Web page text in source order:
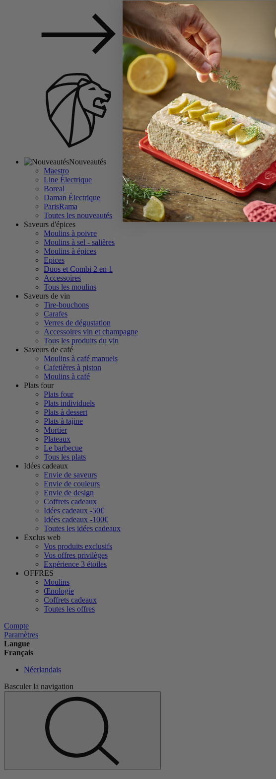
Back
Nouveautés
Maestro
Line Électrique
Boreal
Daman Électrique
ParisRama
Toutes les nouveautés
Saveurs d'épices
Moulins à poivre
Moulins à sel - salières
Moulins à épices
Epices
Duos et Combi 2 en 1
Accessoires
Tous les moulins
Saveurs de vin
Tire-bouchons
Carafes
Verres de dégustation
Accessoires vin et champagne
Tous les produits du vin
Saveurs de café
Moulins à café manuels
Cafetières à piston
Moulins à café
Plats four
Plats four
Plats individuels
Plats à dessert
Plats à tajine
Mortier
Plateaux
Le barbecue
Tous les plats
Idées cadeaux
Envie de saveurs
Envie de couleurs
Envie de design
Coffrets cadeaux
Idées cadeaux -50€
Idées cadeaux -100€
Toutes les idées cadeaux
Exclus web
Vos produits exclusifs
Vos offres privilèges
Expérience 3 étoiles
OFFRES
Moulins
Œnologie
Coffrets cadeaux
Toutes les offres
Compte
Paramètres
Langue
Français
Néerlandais
Basculer la navigation